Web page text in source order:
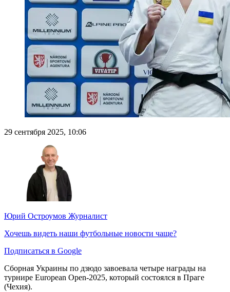
29 сентября 2025, 10:06
Юрий Остроумов Журналист
Хочешь видеть наши футбольные новости чаще?
Подписаться в Google
Сборная Украины по дзюдо завоевала четыре награды на
турнире European Open-2025, который состоялся в Праге
(Чехия).